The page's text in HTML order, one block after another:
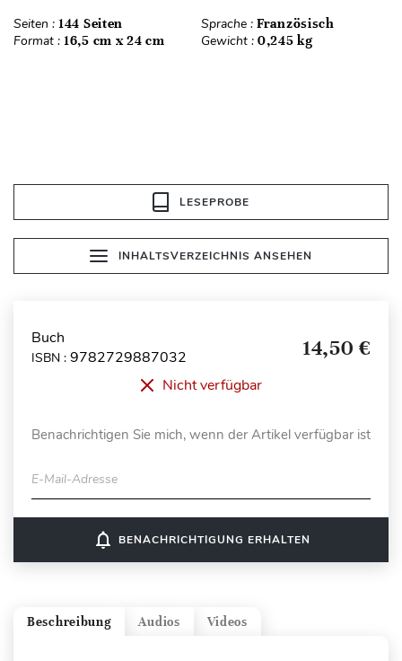
Seiten : 144 Seiten Sprache : Französisch
Format : 16,5 cm x 24 cm Gewicht : 0,245 kg
LESEPROBE
INHALTSVERZEICHNIS ANSEHEN
Buch
ISBN : 9782729887032 14,50 €
Nicht verfügbar
Benachrichtigen Sie mich, wenn der Artikel verfügbar ist
E-Mail-Adresse
notifications_none BENACHRICHTIGUNG ERHALTEN
Videos
Audios
Beschreibung